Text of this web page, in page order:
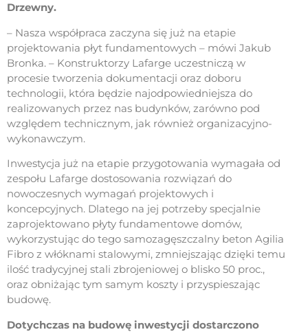
Drzewny.
– Nasza współpraca zaczyna się już na etapie
projektowania płyt fundamentowych – mówi Jakub
Bronka. – Konstruktorzy Lafarge uczestniczą w
procesie tworzenia dokumentacji oraz doboru
technologii, która będzie najodpowiedniejsza do
realizowanych przez nas budynków, zarówno pod
względem technicznym, jak również organizacyjno-
wykonawczym.
Inwestycja już na etapie przygotowania wymagała od
zespołu Lafarge dostosowania rozwiązań do
nowoczesnych wymagań projektowych i
koncepcyjnych. Dlatego na jej potrzeby specjalnie
zaprojektowano płyty fundamentowe domów,
wykorzystując do tego samozagęszczalny beton Agilia
Fibro z włóknami stalowymi, zmniejszając dzięki temu
ilość tradycyjnej stali zbrojeniowej o blisko 50 proc.,
oraz obniżając tym samym koszty i przyspieszając
budowę.
Dotychczas na budowę inwestycji dostarczono